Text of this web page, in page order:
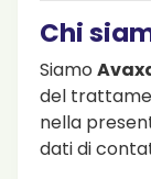
Chi
Siamo
del
nella
dati di